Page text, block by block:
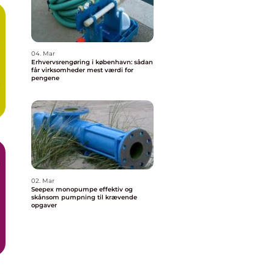
04. Mar
Erhvervsrengøring i københavn: sådan
får virksomheder mest værdi for
pengene
02. Mar
Seepex monopumpe effektiv og
skånsom pumpning til krævende
opgaver